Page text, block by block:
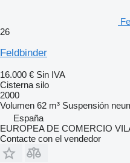
26
Feldbinder
16.000 € Sin IVA
Cisterna silo
2000
Volumen 62 m³ Suspensión
España
EUROPEA DE COMERCIO
Contacte con el vendedor